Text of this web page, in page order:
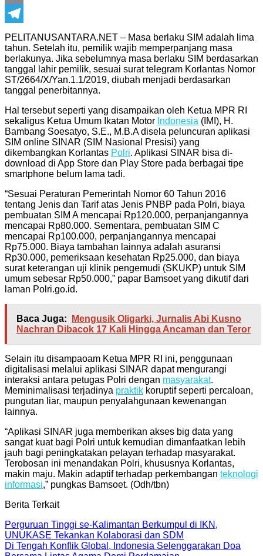
Print
Telegram
PELITANUSANTARA.NET – Masa berlaku SIM adalah lima
tahun. Setelah itu, pemilik wajib memperpanjang masa
berlakunya. Jika sebelumnya masa berlaku SIM berdasarkan
tanggal lahir pemilik, sesuai surat telegram Korlantas Nomor
ST/2664/X/Yan.1.1/2019, diubah menjadi berdasarkan
tanggal penerbitannya.
Hal tersebut seperti yang disampaikan oleh Ketua MPR RI
sekaligus Ketua Umum Ikatan Motor Indonesia (IMI), H.
Bambang Soesatyo, S.E., M.B.A disela peluncuran aplikasi
SIM online SINAR (SIM Nasional Presisi) yang
dikembangkan Korlantas Polri. Aplikasi SINAR bisa di-
download di App Store dan Play Store pada berbagai tipe
smartphone belum lama tadi.
“Sesuai Peraturan Pemerintah Nomor 60 Tahun 2016
tentang Jenis dan Tarif atas Jenis PNBP pada Polri, biaya
pembuatan SIM A mencapai Rp120.000, perpanjangannya
mencapai Rp80.000. Sementara, pembuatan SIM C
mencapai Rp100.000, perpanjangannya mencapai
Rp75.000. Biaya tambahan lainnya adalah asuransi
Rp30.000, pemeriksaan kesehatan Rp25.000, dan biaya
surat keterangan uji klinik pengemudi (SKUKP) untuk SIM
umum sebesar Rp50.000,” papar Bamsoet yang dikutif dari
laman Polri.go.id.
Baca Juga:
Mengusik Oligarki, Jurnalis Abi Kusno
Nachran Dibacok 17 Kali Hingga Ancaman dan Teror
Selain itu disampaoam Ketua MPR RI ini, penggunaan
digitalisasi melalui aplikasi SINAR dapat mengurangi
interaksi antara petugas Polri dengan masyarakat.
Meminimalisasi terjadinya praktik koruptif seperti percaloan,
pungutan liar, maupun penyalahgunaan kewenangan
lainnya.
“Aplikasi SINAR juga memberikan akses big data yang
sangat kuat bagi Polri untuk kemudian dimanfaatkan lebih
jauh bagi peningkatakan pelayan terhadap masyarakat.
Terobosan ini menandakan Polri, khususnya Korlantas,
makin maju. Makin adaptif terhadap perkembangan teknologi
informasi,” pungkas Bamsoet. (Odh/tbn)
Berita Terkait
Perguruan Tinggi se-Kalimantan Berkumpul di IKN,
UNUKASE Tekankan Kolaborasi dan SDM
Di Tengah Konflik Global, Indonesia Selenggarakan Doa